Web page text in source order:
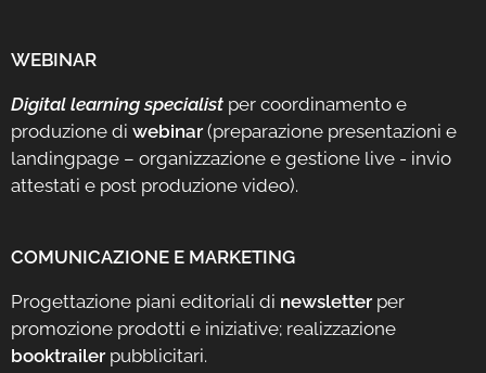
WEBINAR
Digital learning specialist per coordinamento e
produzione di webinar(preparazione presentazioni e
landingpage – organizzazione e gestione live - invio
attestati e post produzione video).
COMUNICAZIONE E MARKETING
Progettazione piani editoriali di newsletterper
promozione prodotti e iniziative; realizzazione
booktrailerpubblicitari.